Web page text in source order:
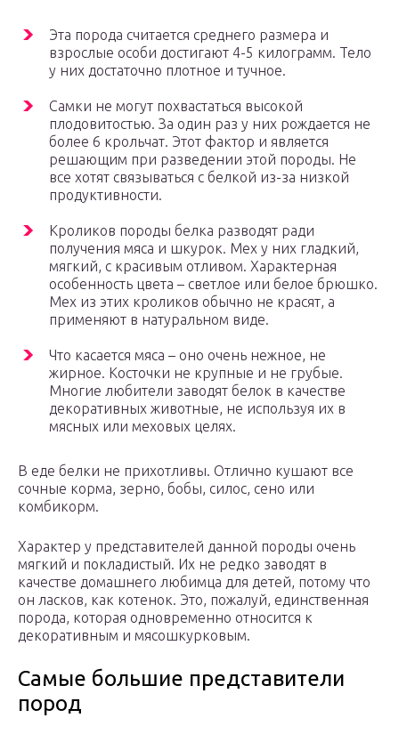
Эта порода считается среднего размера и
взрослые особи достигают 4-5 килограмм. Тело
у них достаточно плотное и тучное.
Самки не могут похвастаться высокой
плодовитостью. За один раз у них рождается не
более 6 крольчат. Этот фактор и является
решающим при разведении этой породы. Не
все хотят связываться с белкой из-за низкой
продуктивности.
Кроликов породы белка разводят ради
получения мяса и шкурок. Мех у них гладкий,
мягкий, с красивым отливом. Характерная
особенность цвета – светлое или белое брюшко.
Мех из этих кроликов обычно не красят, а
применяют в натуральном виде.
Что касается мяса – оно очень нежное, не
жирное. Косточки не крупные и не грубые.
Многие любители заводят белок в качестве
декоративных животные, не используя их в
мясных или меховых целях.
В еде белки не прихотливы. Отлично кушают все
сочные корма, зерно, бобы, силос, сено или
комбикорм.
Характер у представителей данной породы очень
мягкий и покладистый. Их не редко заводят в
качестве домашнего любимца для детей, потому что
он ласков, как котенок. Это, пожалуй, единственная
порода, которая одновременно относится к
декоративным и мясошкурковым.
Самые большие представители
пород